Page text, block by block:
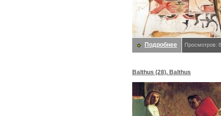
Подробнее Просмотров:
Balthus (28). Balthus